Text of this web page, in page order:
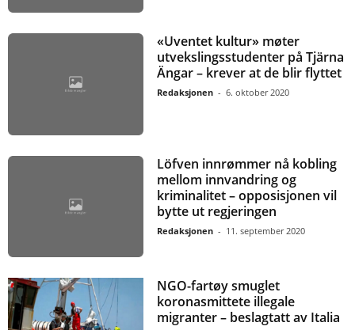
«Uventet kultur» møter
utvekslingsstudenter på Tjärna
Ängar – krever at de blir flyttet
Redaksjonen - 6. oktober 2020
Löfven innrømmer nå kobling
mellom innvandring og
kriminalitet – opposisjonen vil
bytte ut regjeringen
Redaksjonen - 11. september 2020
NGO-fartøy smuglet
koronasmittete illegale
migranter – beslagtatt av Italia